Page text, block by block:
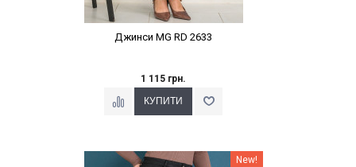
Джинси MG RD 2633
1 115 грн.
Наклейки Варіант з % New!